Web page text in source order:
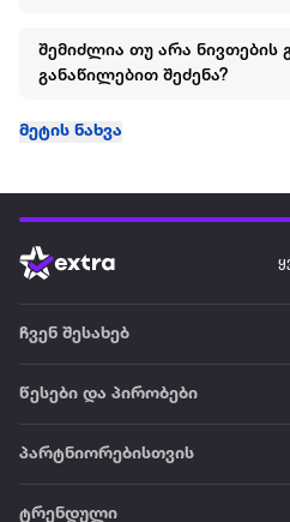
შემიძლია თუ არა ნივთების
განაწილებით შეძენა?
მეტის ნახვა
ჩვენ შესახებ
წესები და პირობები
პარტნიორებისთვის
ტრენდული